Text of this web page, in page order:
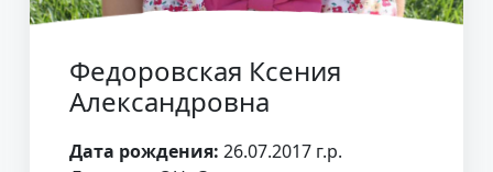
Федоровская Ксения
Александровна
Дата рождения: 26.07.2017 г.р.